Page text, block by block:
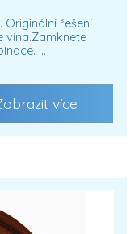
Originální řešení
vína.Zamknete
…
více